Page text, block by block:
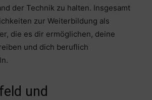
der Technik zu halten. Insgesamt
zur Weiterbildung als
die es dir ermöglichen, deine
und dich beruflich
und